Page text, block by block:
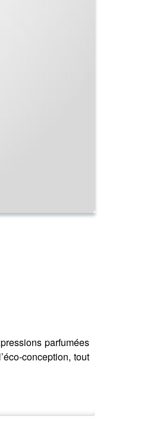
parfumées
conception, tout